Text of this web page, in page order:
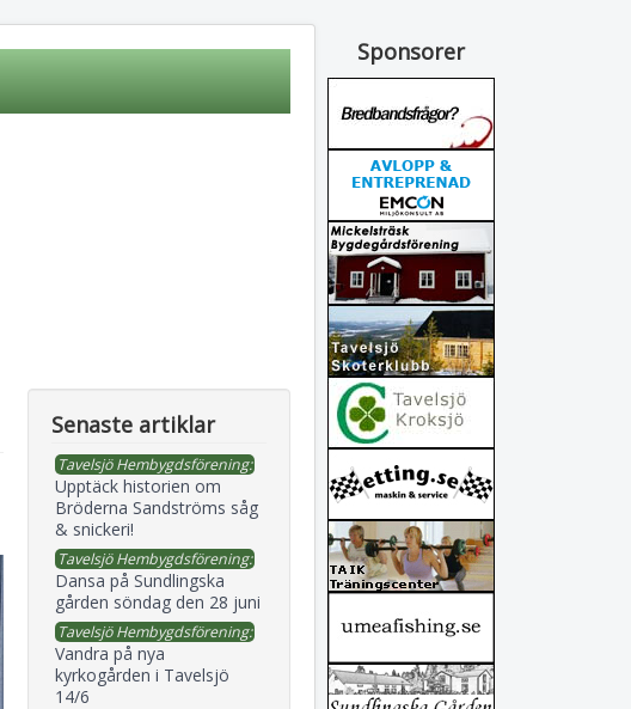
Senaste artiklar
Tavelsjö Hembygdsförening:
Upptäck historien om
Bröderna Sandströms såg
& snickeri!
Tavelsjö Hembygdsförening:
Dansa på Sundlingska
gården söndag den 28 juni
Tavelsjö Hembygdsförening:
Vandra på nya
kyrkogården i Tavelsjö
14/6
Sponsorer